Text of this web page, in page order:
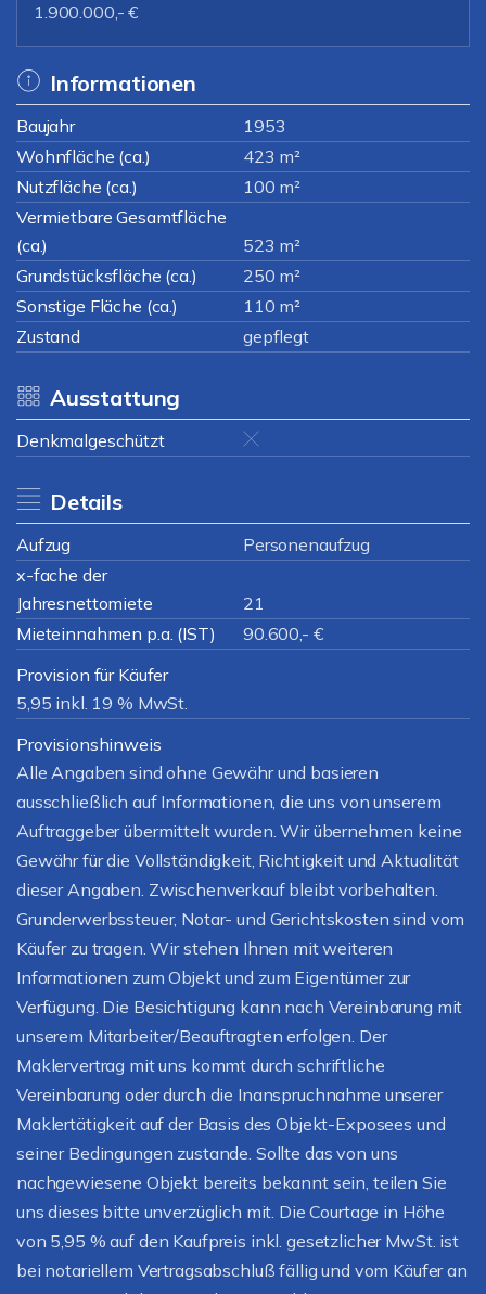
1.900.000,- €
Informationen
Baujahr
1953
Wohnfläche (ca.)
423 m²
Nutzfläche (ca.)
100 m²
Vermietbare Gesamtfläche
(ca.)
523 m²
Grundstücksfläche (ca.)
250 m²
Sonstige Fläche (ca.)
110 m²
Zustand
gepflegt
Ausstattung
Denkmalgeschützt
Details
Aufzug
Personenaufzug
x-fache der
Jahresnettomiete
21
Mieteinnahmen p.a. (IST)
90.600,- €
Provision für Käufer
5,95 inkl. 19 % MwSt.
Provisionshinweis
Alle Angaben sind ohne Gewähr und basieren
ausschließlich auf Informationen, die uns von unserem
Auftraggeber übermittelt wurden. Wir übernehmen keine
Gewähr für die Vollständigkeit, Richtigkeit und Aktualität
dieser Angaben. Zwischenverkauf bleibt vorbehalten.
Grunderwerbssteuer, Notar- und Gerichtskosten sind vom
Käufer zu tragen. Wir stehen Ihnen mit weiteren
Informationen zum Objekt und zum Eigentümer zur
Verfügung. Die Besichtigung kann nach Vereinbarung mit
unserem Mitarbeiter/Beauftragten erfolgen. Der
Maklervertrag mit uns kommt durch schriftliche
Vereinbarung oder durch die Inanspruchnahme unserer
Maklertätigkeit auf der Basis des Objekt-Exposees und
seiner Bedingungen zustande. Sollte das von uns
nachgewiesene Objekt bereits bekannt sein, teilen Sie
uns dieses bitte unverzüglich mit. Die Courtage in Höhe
von 5,95 % auf den Kaufpreis inkl. gesetzlicher MwSt. ist
bei notariellem Vertragsabschluß fällig und vom Käufer an